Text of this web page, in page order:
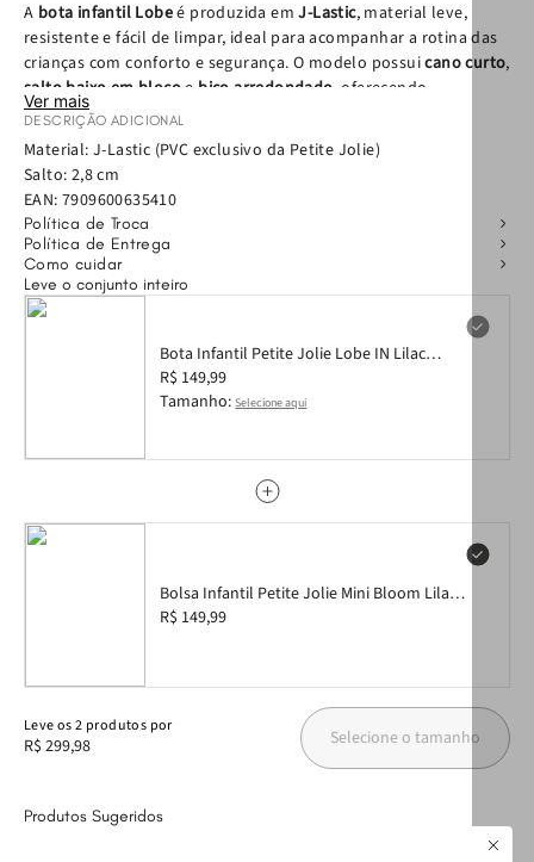
A bota infantil Lobeé produzida emJ-Lastic, material leve,
resistente e fácil de limpar, ideal para acompanhar a rotina das
crianças com conforto e segurança. O modelo possuicano curto,
salto baixo em bloco e bico arredondado , oferecendo
estabilidade ao caminhar e liberdade de movimento para o dia a
dia.
Pensada para facilitar o uso, a bota conta compuxador na parte
traseirae fechamento em zíper na lateral interna
que a criança calce com mais autonomia e praticidade. O design
simples e funcional garante conforto prolongado, mesmo após
horas de uso.
Versátil e atemporal, abota infantil Lobeé perfeita para
diferentes ocasiões, como escola, passeios e momentos de
lazer. Um modelo que combina bem com diversas produções e
se adapta facilmente a diferentes climas, sendo uma escolha
prática para o cotidiano das pequenas.
Ver mais
DESCRIÇÃO ADICIONAL
Material: J-Lastic (PVC exclusivo da Petite Jolie)
Salto: 2,8 cm
EAN: 7909600635410
Política de Troca
Política de Entrega
Como cuidar
Leve o conjunto inteiro
Bota Infantil Petite Jolie Lobe IN Lilac
PJ5670IN 25-6
R$ 149,99
Tamanho: Selecione aqui
Bolsa Infantil Petite Jolie Mini Bloom Lilac
PJ11156IN
R$ 149,99
Leveos2 produtos por
R$ 299,98 Selecione o tamanho
Produtos Sugeridos